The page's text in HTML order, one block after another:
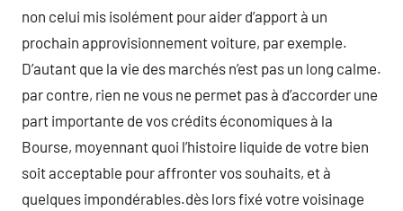
non celui mis isolément pour aider d’apport à un
prochain approvisionnement voiture, par exemple.
D’autant que la vie des marchés n’est pas un long calme.
par contre, rien ne vous ne permet pas à d’accorder une
part importante de vos crédits économiques à la
Bourse, moyennant quoi l’histoire liquide de votre bien
soit acceptable pour affronter vos souhaits, et à
quelques impondérables.dès lors fixé votre voisinage